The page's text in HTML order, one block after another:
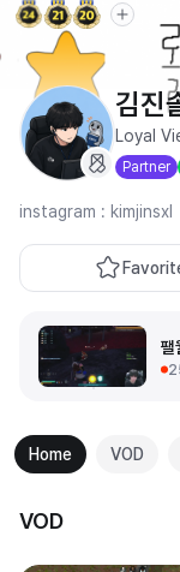
김진
Loyal
Partner
instagram : kimjinsxl
팰
Home VOD
VOD